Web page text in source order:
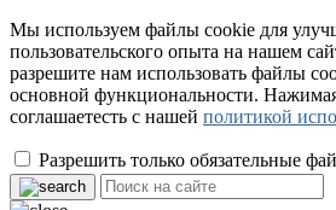
Мы используем файлы cookie для
пользовательского опыта на нашем
разрешите нам использовать файлы
основной функциональности.
соглашаетесть с нашей политикой
Разрешить только обязательные